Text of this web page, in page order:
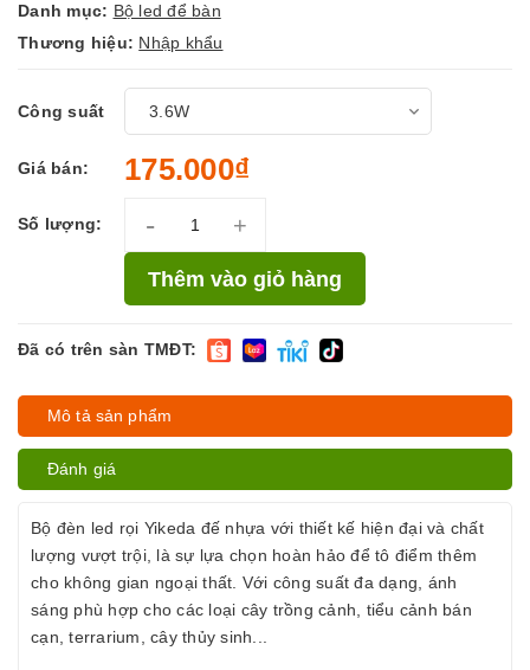
Danh mục: Bộ led để bàn
Thương hiệu: Nhập khẩu
Công suất
Giá bán: 175.000₫
Số lượng: - +
Thêm vào giỏ hàng
Đã có trên sàn TMĐT:
Mô tả sản phẩm
Đánh giá
Bộ đèn led rọi Yikeda đế nhựa với thiết kế hiện đại và chất
lượng vượt trội, là sự lựa chọn hoàn hảo để tô điểm thêm
cho không gian ngoại thất. Với công suất đa dạng, ánh
sáng phù hợp cho các loại cây trồng cảnh, tiểu cảnh bán
cạn, terrarium, cây thủy sinh...